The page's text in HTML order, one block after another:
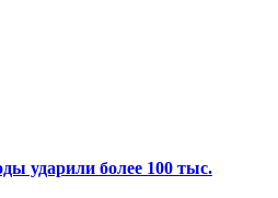
ударили более 100 тыс.